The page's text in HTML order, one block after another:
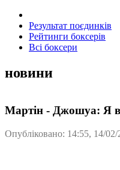
Результат поєдинків
Рейтинги боксерів
Всі боксери
новини
Мартін - Джошуа: Я
Опубліковано: 14:55, 14/